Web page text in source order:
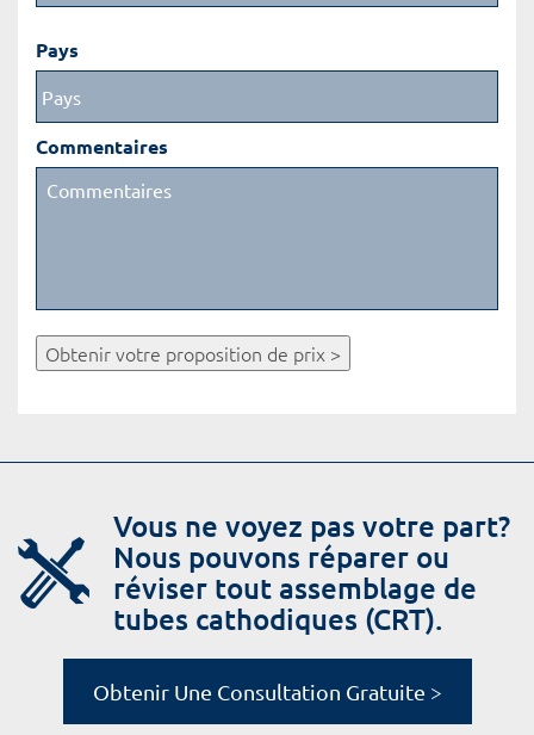
Pays
Commentaires
Obtenir votre proposition de prix >
Vous ne voyez pas votre part?
Nous pouvons réparer ou
réviser tout assemblage de
tubes cathodiques (CRT).
Obtenir Une Consultation Gratuite >